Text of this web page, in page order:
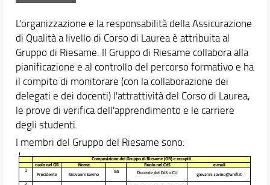
Guida dello Studente
Piattaforma e-learning
Piani di studio
Tutor
Stage
Mobilità internazionale
Attività Studentesche
Qualità
Conoscenza di altre lingue
Student Voice - Suggerimenti e Reclami
Job Placement
L'organizzazione e la responsabilità della Assicurazione
di Qualità a livello di Corso di Laurea è attribuita al
Gruppo di Riesame. Il Gruppo di Riesame collabora alla
pianificazione e al controllo del percorso formativo e ha
il compito di monitorare (con la collaborazione dei
delegati e dei docenti) l'attrattività del Corso di Laurea,
le prove di verifica dell'apprendimento e le carriere
degli studenti.
I membri del Gruppo del Riesame sono: